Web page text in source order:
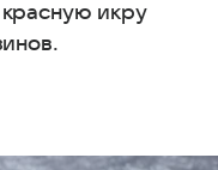
красную икру